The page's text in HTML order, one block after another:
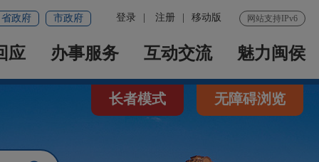
网站支持IPv6
登录 注册 移动版
省政府 市政府
应 办事服务 互动交流 魅力闽侯
长者模式 无障碍浏览